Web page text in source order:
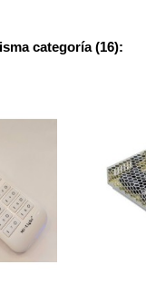
categoría (16):